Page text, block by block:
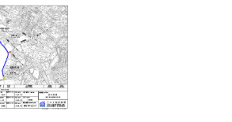
雜項
如何獲得本署的刊物